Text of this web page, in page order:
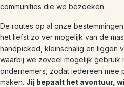
communities die we bezoeken.
De routes op al onze
het liefst zo ver mogelijk van de
handpicked, kleinschalig en liggen
waarbij we zoveel mogelijk gebruik
ondernemers, zodat iedereen mee
maken. Jij bepaalt het avontuur,